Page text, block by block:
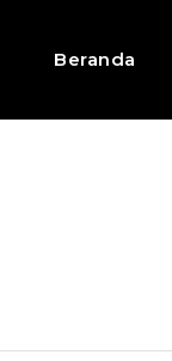
Beranda